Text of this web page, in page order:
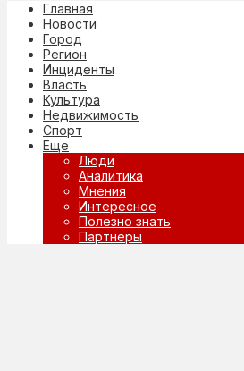
Главная
Новости
Город
Регион
Инциденты
Власть
Культура
Недвижимость
Спорт
Еще
Люди
Аналитика
Мнения
Интересное
Полезно знать
Партнеры